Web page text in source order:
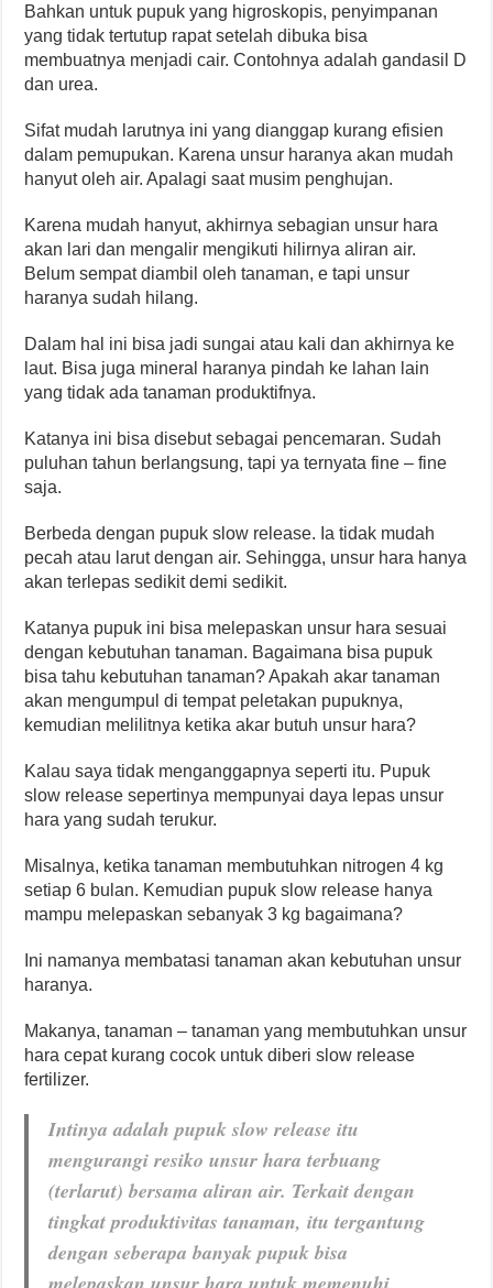
Bahkan untuk pupuk yang higroskopis, penyimpanan
yang tidak tertutup rapat setelah dibuka bisa
membuatnya menjadi cair. Contohnya adalah gandasil D
dan urea.
Sifat mudah larutnya ini yang dianggap kurang efisien
dalam pemupukan. Karena unsur haranya akan mudah
hanyut oleh air. Apalagi saat musim penghujan.
Karena mudah hanyut, akhirnya sebagian unsur hara
akan lari dan mengalir mengikuti hilirnya aliran air.
Belum sempat diambil oleh tanaman, e tapi unsur
haranya sudah hilang.
Dalam hal ini bisa jadi sungai atau kali dan akhirnya ke
laut. Bisa juga mineral haranya pindah ke lahan lain
yang tidak ada tanaman produktifnya.
Katanya ini bisa disebut sebagai pencemaran. Sudah
puluhan tahun berlangsung, tapi ya ternyata fine – fine
saja.
Berbeda dengan pupuk slow release. Ia tidak mudah
pecah atau larut dengan air. Sehingga, unsur hara hanya
akan terlepas sedikit demi sedikit.
Katanya pupuk ini bisa melepaskan unsur hara sesuai
dengan kebutuhan tanaman. Bagaimana bisa pupuk
bisa tahu kebutuhan tanaman? Apakah akar tanaman
akan mengumpul di tempat peletakan pupuknya,
kemudian melilitnya ketika akar butuh unsur hara?
Kalau saya tidak menganggapnya seperti itu. Pupuk
slow release sepertinya mempunyai daya lepas unsur
hara yang sudah terukur.
Misalnya, ketika tanaman membutuhkan nitrogen 4 kg
setiap 6 bulan. Kemudian pupuk slow release hanya
mampu melepaskan sebanyak 3 kg bagaimana?
Ini namanya membatasi tanaman akan kebutuhan unsur
haranya.
Makanya, tanaman – tanaman yang membutuhkan unsur
hara cepat kurang cocok untuk diberi slow release
fertilizer.
Intinya adalah pupuk slow release itu
mengurangi resiko unsur hara terbuang
(terlarut) bersama aliran air. Terkait dengan
tingkat produktivitas tanaman, itu tergantung
dengan seberapa banyak pupuk bisa